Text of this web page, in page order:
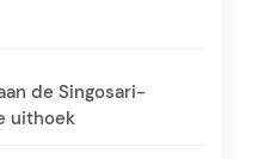
de Singosari-
uithoek